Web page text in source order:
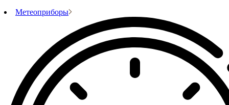
Метеоприборы